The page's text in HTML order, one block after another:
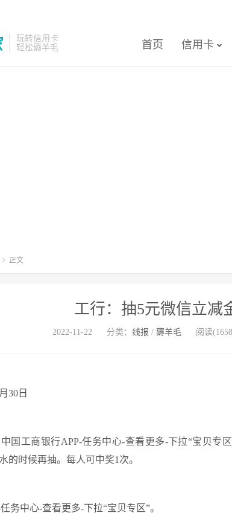
玩转信用卡
轻松薅羊毛
首页 信用卡
> 正文
工行：抽5元微信立减
2022-11-22 分类： 线报 / 薅羊毛 阅读
30日
国工商银行APP-任务中心-查看更多-下拉“宝贝专
的时候再抽。每人可中奖1次。
务中心-查看更多-下拉“宝贝专区”。